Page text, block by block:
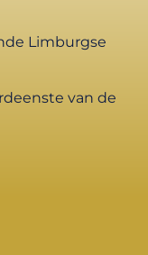
Limburgse
van de